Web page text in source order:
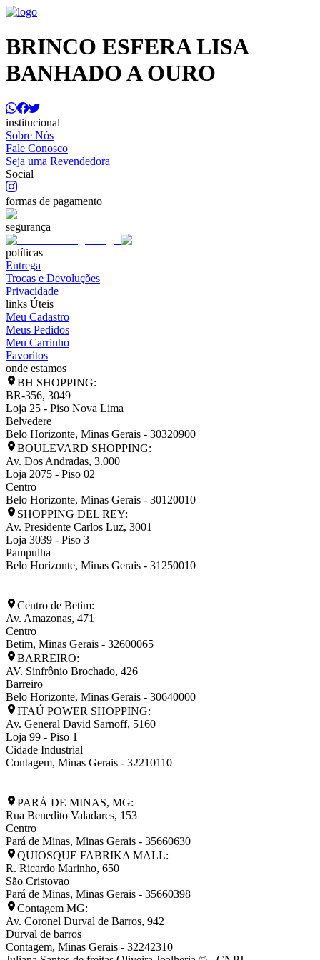
BRINCO ESFERA LISA
BANHADO A OURO
institucional
Sobre Nós
Fale Conosco
Seja uma Revendedora
Social
formas de pagamento
segurança
políticas
Entrega
Trocas e Devoluções
Privacidade
links Úteis
Meu Cadastro
Meus Pedidos
Meu Carrinho
Favoritos
onde estamos
BH SHOPPING:
BR-356, 3049
Loja 25 - Piso Nova Lima
Belvedere
Belo Horizonte, Minas Gerais - 30320900
BOULEVARD SHOPPING:
Av. Dos Andradas, 3.000
Loja 2075 - Piso 02
Centro
Belo Horizonte, Minas Gerais - 30120010
SHOPPING DEL REY:
Av. Presidente Carlos Luz, 3001
Loja 3039 - Piso 3
Pampulha
Belo Horizonte, Minas Gerais - 31250010
Centro de Betim:
Av. Amazonas, 471
Centro
Betim, Minas Gerais - 32600065
BARREIRO:
AV. Sinfrônio Brochado, 426
Barreiro
Belo Horizonte, Minas Gerais - 30640000
ITAÚ POWER SHOPPING:
Av. General David Sarnoff, 5160
Loja 99 - Piso 1
Cidade Industrial
Contagem, Minas Gerais - 32210110
PARÁ DE MINAS, MG:
Rua Benedito Valadares, 153
Centro
Pará de Minas, Minas Gerais - 35660630
QUIOSQUE FABRIKA MALL:
R. Ricardo Marinho, 650
São Cristovao
Pará de Minas, Minas Gerais - 35660398
Contagem MG:
Av. Coronel Durval de Barros, 942
Durval de barros
Contagem, Minas Gerais - 32242310